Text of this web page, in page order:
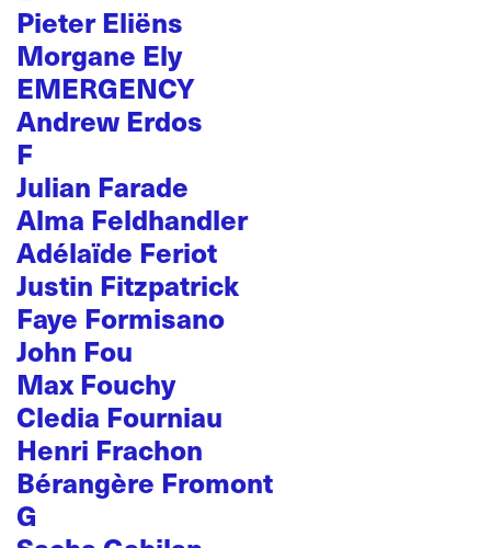
Pieter Eliëns
Morgane Ely
EMERGENCY
Andrew Erdos
F
Julian Farade
Alma Feldhandler
Adélaïde Feriot
Justin Fitzpatrick
Faye Formisano
John Fou
Max Fouchy
Cledia Fourniau
Henri Frachon
Bérangère Fromont
G